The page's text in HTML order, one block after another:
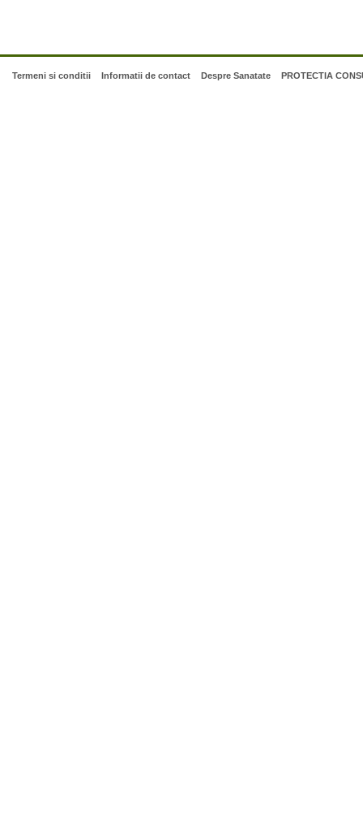
Termeni si conditii Informatii de contact Despre Sanatate PROTECTIA